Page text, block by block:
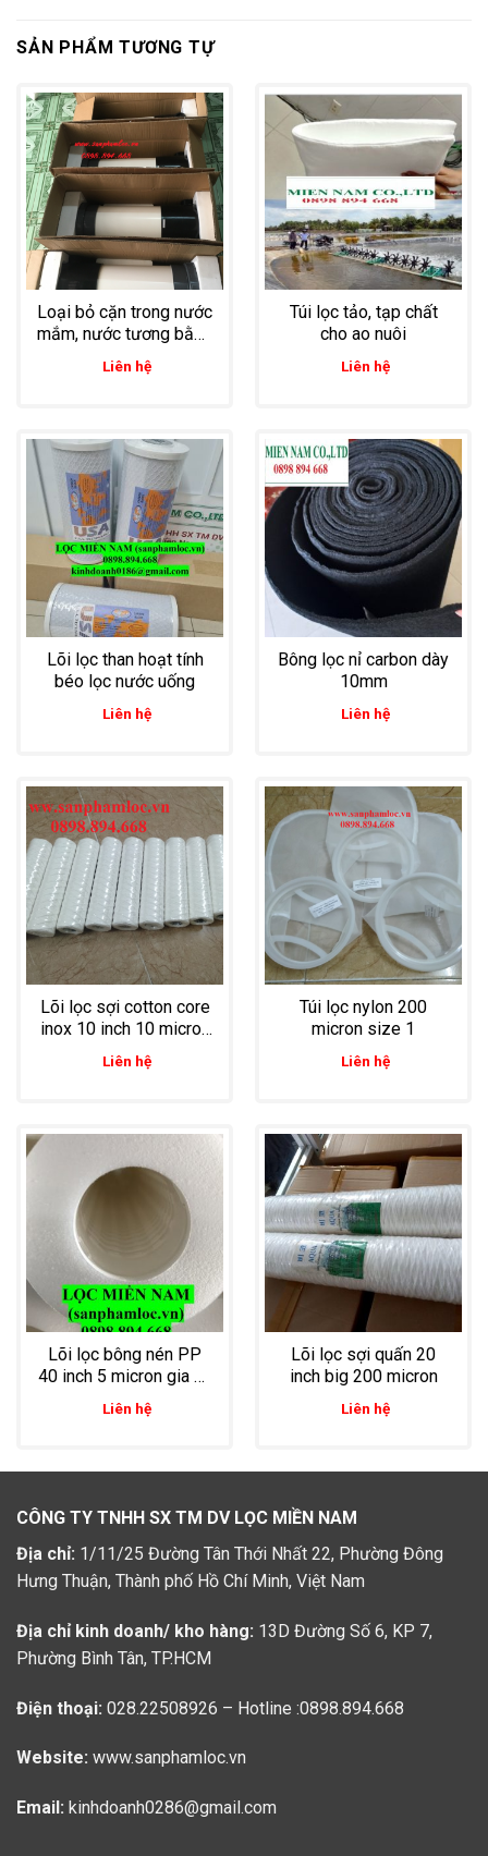
SẢN PHẨM TƯƠNG TỰ
Loại bỏ cặn trong nước
mắm, nước tương bằng
bình lọc lõi nhựa UPVC
3 lõi 20 inch an toàn và
Liên hệ
Túi lọc tảo, tạp chất
cho ao nuôi
Liên hệ
Lõi lọc than hoạt tính
béo lọc nước uống
Liên hệ
Bông lọc nỉ carbon dày
10mm
Liên hệ
Lõi lọc sợi cotton core
inox 10 inch 10 micron
lọc cặn cho sản xuất
mực in
Liên hệ
Túi lọc nylon 200
micron size 1
Liên hệ
Lõi lọc bông nén PP
40 inch 5 micron gia cố
2 đầu và có core nhựa
chịu lực bên trong
Liên hệ
Lõi lọc sợi quấn 20
inch big 200 micron
Liên hệ
CÔNG TY TNHH SX TM DV LỌC MIỀN NAM
Địa chỉ: 1/11/25 Đường Tân Thới Nhất 22, Phường Đông
Hưng Thuận, Thành phố Hồ Chí Minh, Việt Nam
Địa chỉ kinh doanh/ kho hàng: 13D Đường Số 6, KP 7,
Phường Bình Tân, TP.HCM
Điện thoại: 028.22508926 – Hotline :0898.894.668
Website: www.sanphamloc.vn
Email: kinhdoanh0286@gmail.com